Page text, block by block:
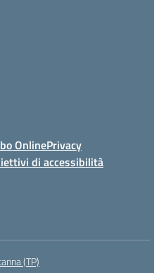
OnlinePrivacy
di accessibilità
(TP)